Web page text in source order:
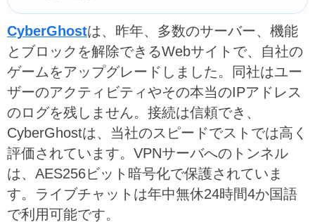
CyberGhostは、昨年、多数のサーバー、機能
とブロックを解除できるWebサイトで、自社の
ゲームをアップグレードしました。同社はユー
ザーのアクティビティやその本当のIPアドレス
のログを残しません。接続は信頼でき、
CyberGhostは、当社のスピードでストでは高く
評価されています。VPNサーバへのトンネル
は、AES256ビット暗号化で保護されていま
す。ライブチャットは年中無休24時間4か国語
で利用可能です。